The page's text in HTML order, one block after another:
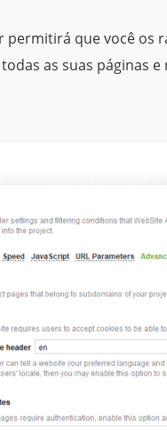
que você os
as suas páginas